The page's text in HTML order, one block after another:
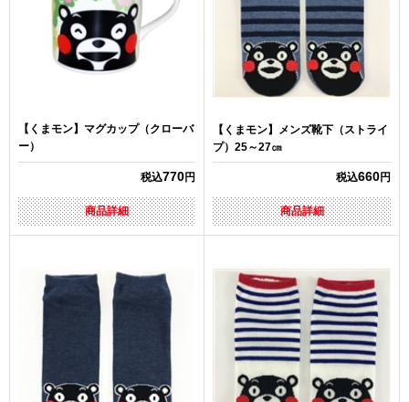
【くまモン】マグカップ（クローバ
ー）
税込770円
商品詳細
【くまモン】メンズ靴下（ストライ
プ）25～27㎝
税込660円
商品詳細